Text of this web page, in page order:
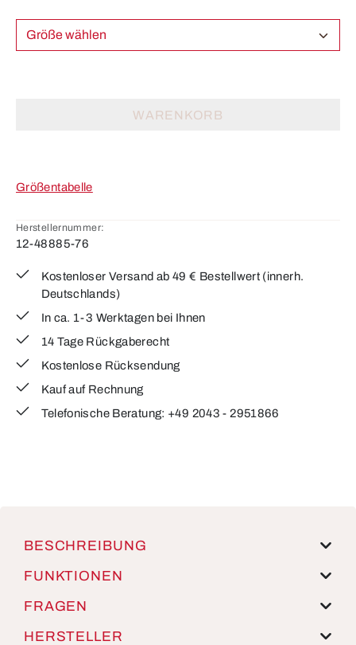
Größe wählen
WARENKORB
Größentabelle
Herstellernummer:
12-48885-76
Kostenloser Versand ab 49 € Bestellwert (innerh.
Deutschlands)
In ca. 1-3 Werktagen bei Ihnen
14 Tage Rückgaberecht
Kostenlose Rücksendung
Kauf auf Rechnung
Telefonische Beratung: +49 2043 - 2951866
BESCHREIBUNG
FUNKTIONEN
FRAGEN
HERSTELLER